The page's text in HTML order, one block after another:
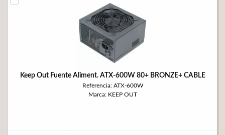
Keep Out Fuente Aliment. ATX-600W 80+ BRONZE+ CABLE
Referencia: ATX-600W
Marca: KEEP OUT